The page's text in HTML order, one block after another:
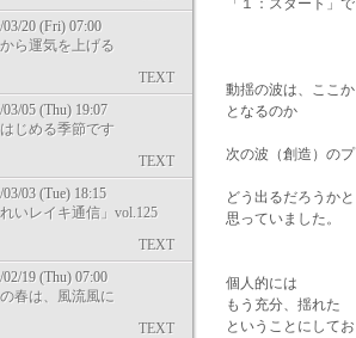
03/20 (Fri) 07:00
ら運気を上げる
TEXT
03/05 (Thu) 19:07
じめる季節です
TEXT
03/03 (Tue) 18:15
れいレイキ通信」vol.125
TEXT
02/19 (Thu) 07:00
春は、風流風に
TEXT
「１：スタート」で
動揺の波は、ここ
となるのか
次の波（創造）の
どう出るだろうかと
思っていました。
個人的には
もう充分、揺れた
ということにして